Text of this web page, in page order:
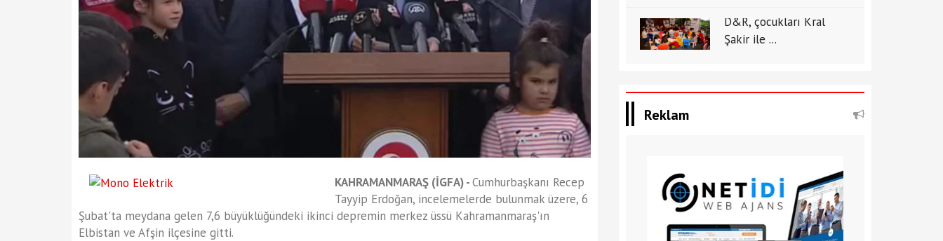
KAHRAMANMARAŞ (İGFA) -Cumhurbaşkanı Recep
Tayyip Erdoğan, incelemelerde bulunmak üzere, 6
Şubat'ta meydana gelen 7,6 büyüklüğündeki ikinci depremin merkez üssü Kahramanmaraş'ın
Elbistan ve Afşin ilçesine gitti.
D&R, çocukları Kral
Şakir ile ...
Reklam